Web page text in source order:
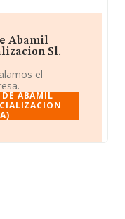
Abamil
Sl.
el
ABAMIL